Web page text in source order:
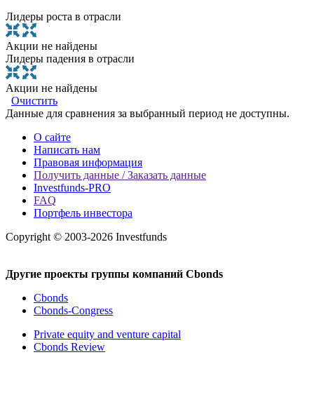
Лидеры роста в отрасли
Акции не найдены
Лидеры падения в отрасли
Акции не найдены
Очистить
Данные для сравнения за выбранный период не доступны.
О сайте
Написать нам
Правовая информация
Получить данные / Заказать данные
Investfunds-PRO
FAQ
Портфель инвестора
Copyright © 2003-2026 Investfunds
Другие проекты группы компаний Cbonds
Cbonds
Cbonds-Congress
Private equity and venture capital
Cbonds Review